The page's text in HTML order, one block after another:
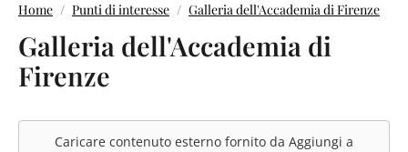
Home Punti di interesse Galleria dell'Accademia di Firenze
Galleria dell'Accademia di
Firenze
Caricare contenuto esterno fornito da Aggiungi a